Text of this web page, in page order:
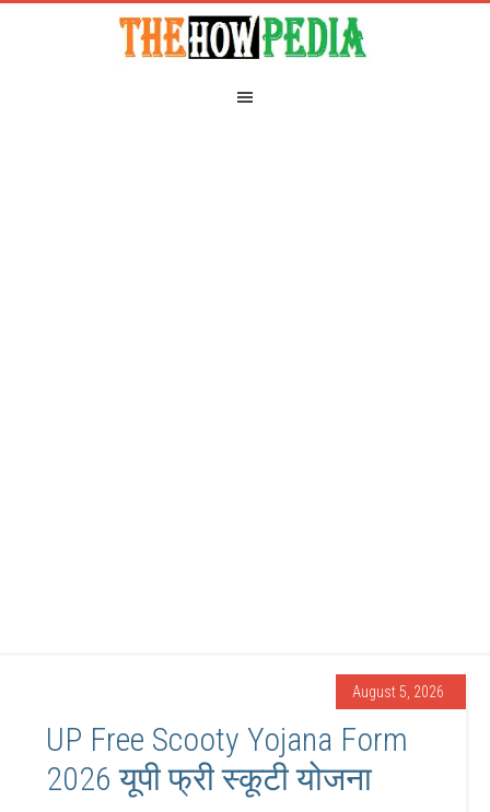
August 5, 2026
UP Free Scooty Yojana Form
2026 यूपी फ्री स्कूटी योजना